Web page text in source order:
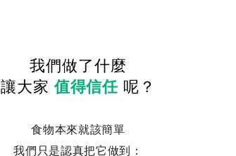
我們做了什麼
讓大家值得信任 呢？
食物本來就該簡單
我們只是認真把它做到：